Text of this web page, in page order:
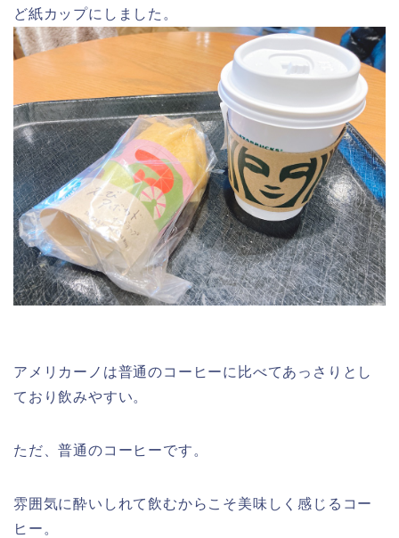
ど紙カップにしました。
アメリカーノは普通のコーヒーに比べてあっさりとし
ており飲みやすい。
ただ、普通のコーヒーです。
雰囲気に酔いしれて飲むからこそ美味しく感じるコー
ヒー。